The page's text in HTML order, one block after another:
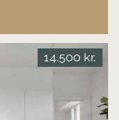
14.500 kr.